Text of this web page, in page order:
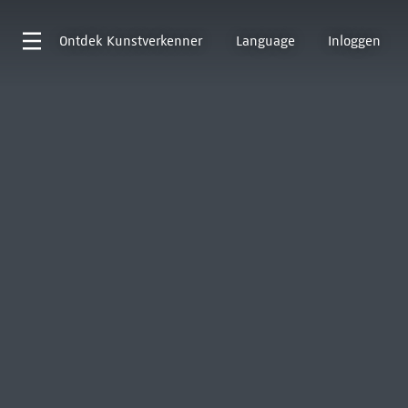
Ontdek Kunstverkenner Language Inloggen